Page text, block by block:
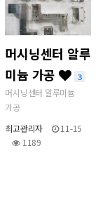
머시닝센터 알루
미늄 가공
3
머시닝센터 알루미늄
가공
최고관리자
11-15
1189